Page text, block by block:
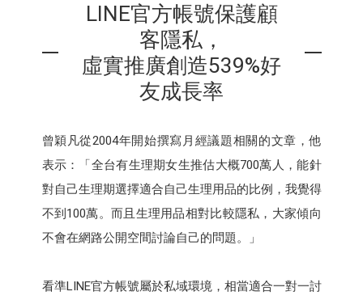
LINE官方帳號保護顧
客隱私，
虛實推廣創造539%好
友成長率
曾穎凡從2004年開始撰寫月經議題相關的文章，他
表示：「全台有生理期女生推估大概700萬人，能針
對自己生理期選擇適合自己生理用品的比例，我覺得
不到100萬。而且生理用品相對比較隱私，大家傾向
不會在網路公開空間討論自己的問題。」
看準LINE官方帳號屬於私域環境，相當適合一對一討